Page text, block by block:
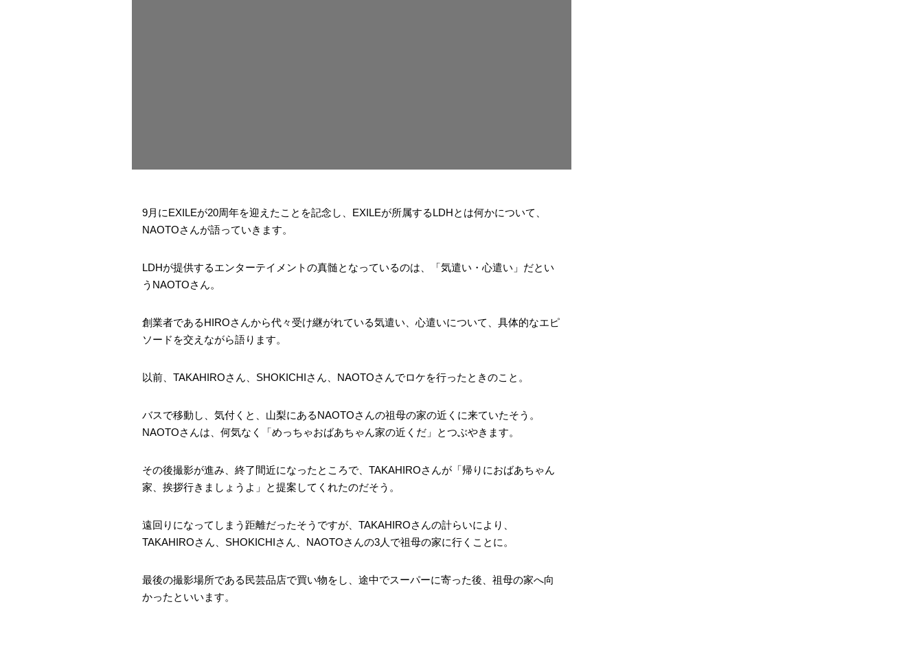
9月にEXILEが20周年を迎えたことを記念し、EXILEが所属するLDHとは何かについて、
NAOTOさんが語っていきます。
LDHが提供するエンターテイメントの真髄となっているのは、「気遣い・心遣い」だとい
うNAOTOさん。
創業者であるHIROさんから代々受け継がれている気遣い、心遣いについて、具体的なエピ
ソードを交えながら語ります。
以前、TAKAHIROさん、SHOKICHIさん、NAOTOさんでロケを行ったときのこと。
バスで移動し、気付くと、山梨にあるNAOTOさんの祖母の家の近くに来ていたそう。
NAOTOさんは、何気なく「めっちゃおばあちゃん家の近くだ」とつぶやきます。
その後撮影が進み、終了間近になったところで、TAKAHIROさんが「帰りにおばあちゃん
家、挨拶行きましょうよ」と提案してくれたのだそう。
遠回りになってしまう距離だったそうですが、TAKAHIROさんの計らいにより、
TAKAHIROさん、SHOKICHIさん、NAOTOさんの3人で祖母の家に行くことに。
最後の撮影場所である民芸品店で買い物をし、途中でスーパーに寄った後、祖母の家へ向
かったといいます。